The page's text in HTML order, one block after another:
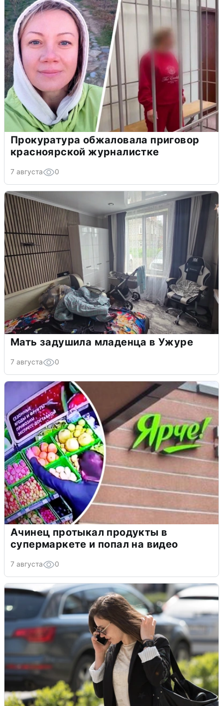
Прокуратура обжаловала приговор
красноярской журналистке
7 августа 0
Мать задушила младенца в Ужуре
7 августа 0
Ачинец протыкал продукты в
супермаркете и попал на видео
7 августа 0